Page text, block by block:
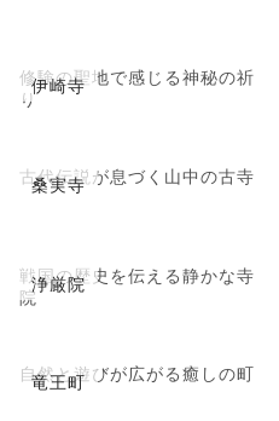
伊崎寺
修験の聖地で感じる神秘の祈
り
桑実寺
古代伝説が息づく山中の古寺
浄厳院
戦国の歴史を伝える静かな寺
院
竜王町
自然と遊びが広がる癒しの町